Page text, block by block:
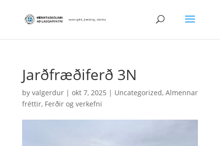
Jarðfræðiferð 3N
by valgerdur| okt 7, 2025 | Uncategorized, Almennar
fréttir, Ferðir og verkefni